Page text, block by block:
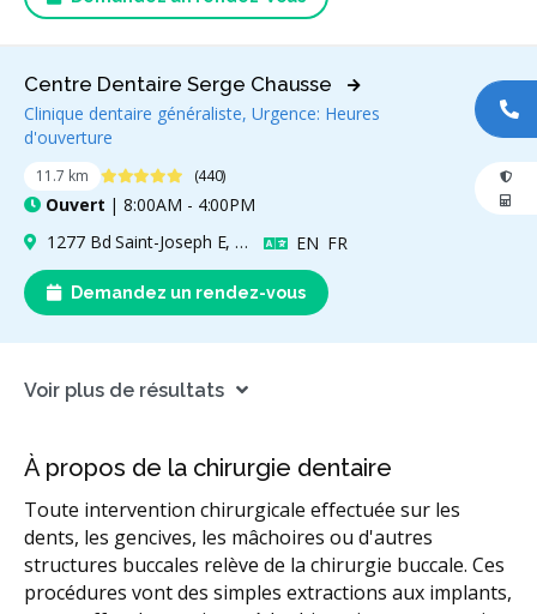
11.7 km 4.9 étoiles (440)
Ouvert | 8:00AM - 4:00PM
Centre Dentaire Serge Chausse
Clinique dentaire généraliste, Urgence: Heures
d'ouverture
Demandez un rendez-vous
1277 Bd Saint-Joseph E, Montréal, QC H2J 1L9, Canada EN Anglais
FR
Voir plus de résultats
À propos de la chirurgie dentaire
Toute intervention chirurgicale effectuée sur les
dents, les gencives, les mâchoires ou d'autres
structures buccales relève de la chirurgie buccale. Ces
procédures vont des simples extractions aux implants,